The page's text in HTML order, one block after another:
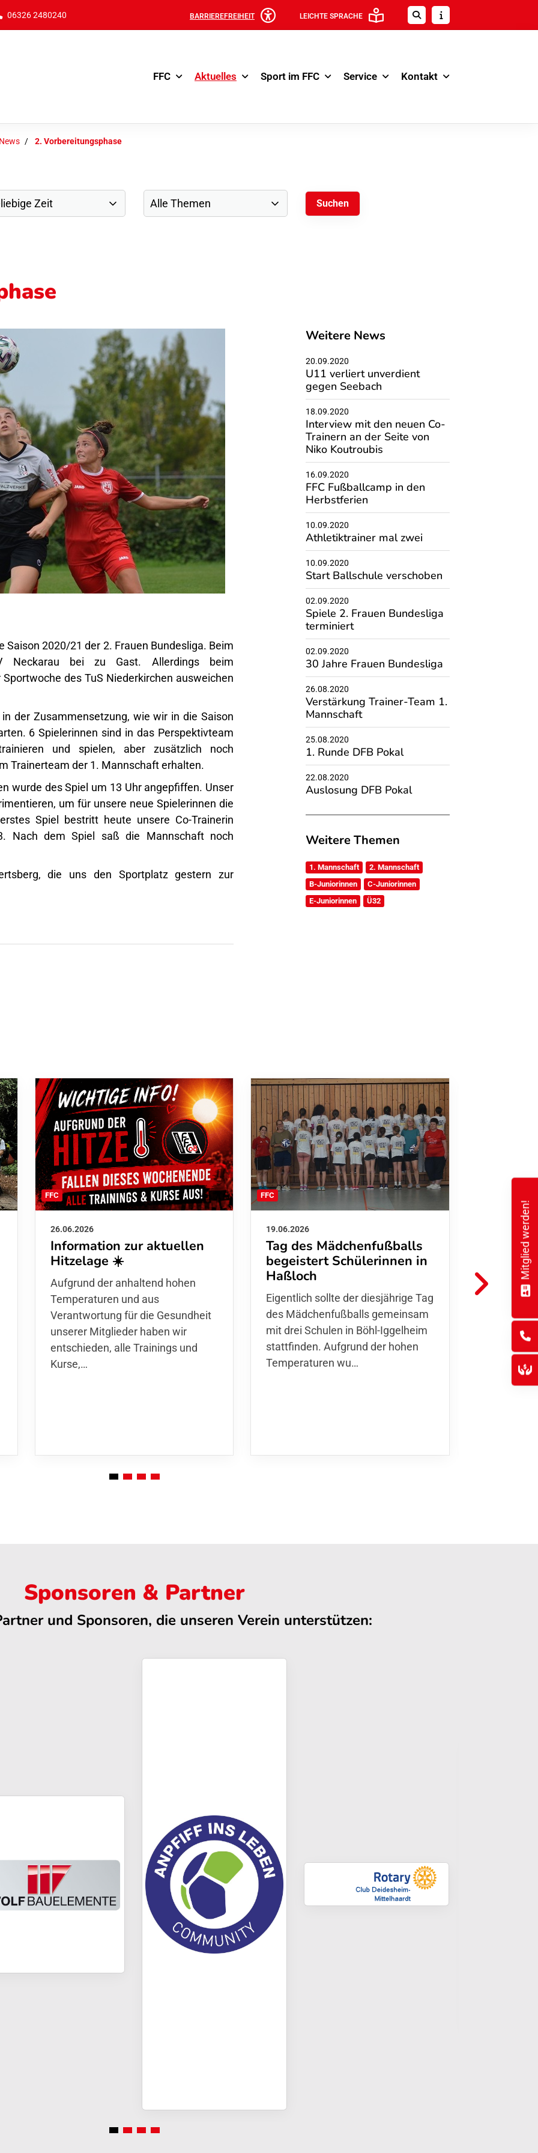
06326 2480240 BARRIEREFREIHEIT LEICHTE SPRACHE
FFC Aktuelles Sport im FFC Service Kontakt
2. Vorbereitungsphase
Saison 2020/21 der 2. Frauen Bundesliga. Beim
Neckarau bei zu Gast. Allerdings beim
des TuS Niederkirchen ausweichen
der Zusammensetzung, wie wir in die Saison
6 Spielerinnen sind in das Perspektivteam
und spielen, aber zusätzlich noch
Trainerteam der 1. Mannschaft erhalten.
wurde des Spiel um 13 Uhr angepfiffen. Unser
um für unsere neue Spielerinnen die
Spiel bestritt heute unsere Co-Trainerin
Nach dem Spiel saß die Mannschaft noch
die uns den Sportplatz gestern zur
Weitere News
20.09.2020
U11 verliert unverdient
gegen Seebach
18.09.2020
Interview mit den neuen Co-
Trainern an der Seite von
Niko Koutroubis
16.09.2020
FFC Fußballcamp in den
Herbstferien
10.09.2020
Athletiktrainer mal zwei
10.09.2020
Start Ballschule verschoben
02.09.2020
Spiele 2. Frauen Bundesliga
terminiert
02.09.2020
30 Jahre Frauen Bundesliga
26.08.2020
Verstärkung Trainer-Team 1.
Mannschaft
25.08.2020
1. Runde DFB Pokal
22.08.2020
Auslosung DFB Pokal
Weitere Themen
1. Mannschaft
2. Mannschaft
B-Juniorinnen
C-Juniorinnen
E-Juniorinnen
Ü32
FFC
26.06.2026
Information zur aktuellen
Hitzelage ☀️
Aufgrund der anhaltend hohen
Temperaturen und aus
Verantwortung für die Gesundheit
unserer Mitglieder haben wir
entschieden, alle Trainings und
Kurse,…
FFC
19.06.2026
Tag des Mädchenfußballs
begeistert Schülerinnen in
Haßloch
Eigentlich sollte der diesjährige Tag
des Mädchenfußballs gemeinsam
mit drei Schulen in Böhl-Iggelheim
stattfinden. Aufgrund der hohen
Temperaturen wu…
01.06.2026
Danke
FFC
Hoffmann
Thomas
den
Finnla…
Sponsoren & Partner
und Sponsoren, die unseren Verein unterstützen:
Mitglied werden!